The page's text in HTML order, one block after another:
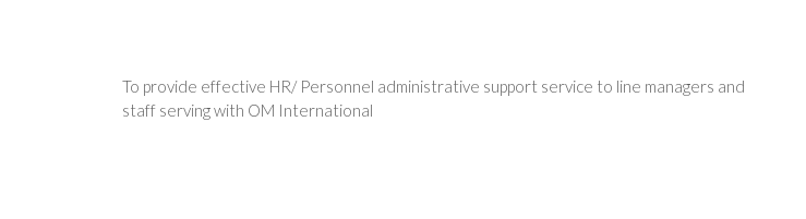
To provide effective HR/ Personnel administrative support service to line managers and
staff serving with OM International